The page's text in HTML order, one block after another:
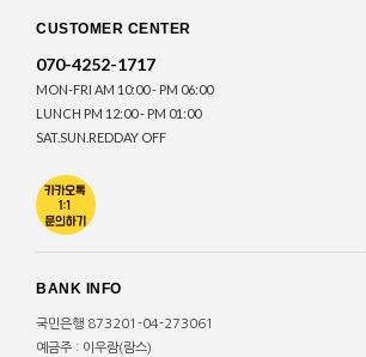
CUSTOMER CENTER
070-4252-1717
MON-FRI AM 10:00 - PM 06:00
LUNCH PM 12:00 - PM 01:00
SAT.SUN.REDDAY OFF
BANK INFO
국민은행 873201-04-273061
예금주 : 이우람(람스)